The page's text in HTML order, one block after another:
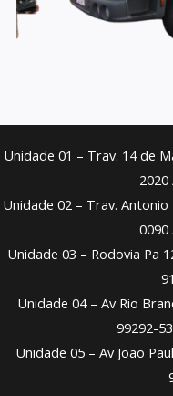
Unidade 01 – Trav. 14 de
2020
Unidade 02 – Trav.
0090
Unidade 03 – Rodovia Pa
Unidade 04 – Av Rio
99292-
Unidade 05 – Av João